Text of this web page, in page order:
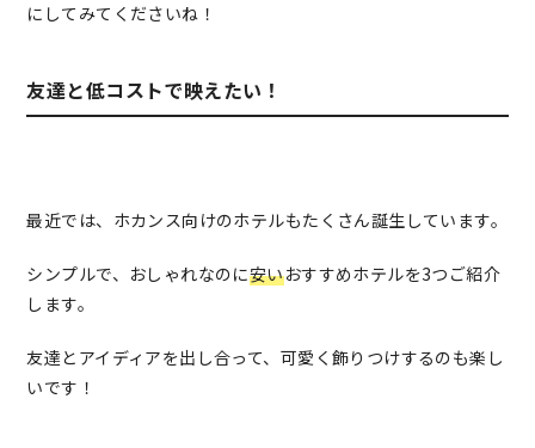
にしてみてくださいね！
友達と低コストで映えたい！
最近では、ホカンス向けのホテルもたくさん誕生しています。
シンプルで、おしゃれなのに安いおすすめホテルを3つご紹介
します。
友達とアイディアを出し合って、可愛く飾りつけするのも楽し
いです！